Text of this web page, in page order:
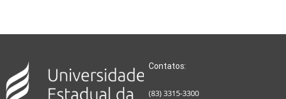
Contatos:
(83) 3315-3300